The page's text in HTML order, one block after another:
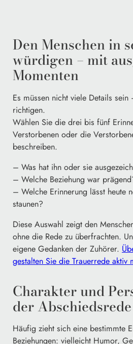
Den Menschen in
würdigen – mit
Momenten
Es müssen nicht viele Details
richtigen.
Wählen Sie die drei bis fünf
Verstorbenen oder die
beschreiben.
– Was hat ihn oder sie
– Welche Beziehung war
– Welche Erinnerung lässt heute
staunen?
Diese Auswahl zeigt den
ohne die Rede zu überfrachten.
eigene Gedanken der Zuhörer.
gestalten Sie die Trauerrede aktiv
Charakter und
der
Häufig zieht sich eine bestimmte
Beziehungen: vielleicht Humor,